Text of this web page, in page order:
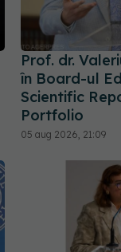
Prof. dr.
în Board-ul
Scientific
Portfolio
05 aug 2026, 21:09